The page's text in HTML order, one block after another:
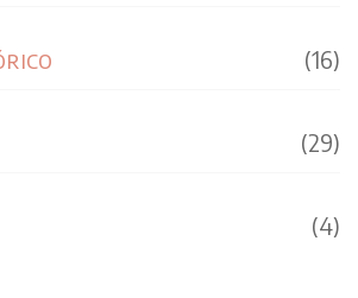
(16)
(29)
(4)